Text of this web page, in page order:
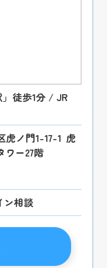
徒歩1分 / JR
虎ノ門1-17-1 虎
ワー27階
ン相談